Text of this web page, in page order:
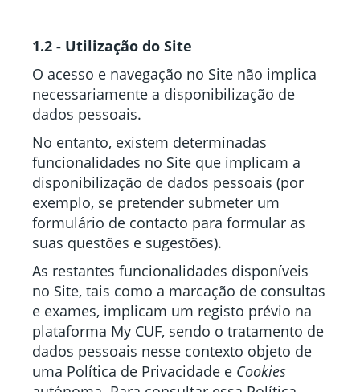
1.2 - Utilização do Site
O acesso e navegação no Site não implica
necessariamente a disponibilização de
dados pessoais.
No entanto, existem determinadas
funcionalidades no Site que implicam a
disponibilização de dados pessoais (por
exemplo, se pretender submeter um
formulário de contacto para formular as
suas questões e sugestões).
As restantes funcionalidades disponíveis
no Site, tais como a marcação de consultas
e exames, implicam um registo prévio na
plataforma My CUF, sendo o tratamento de
dados pessoais nesse contexto objeto de
uma Política de Privacidade e Cookies